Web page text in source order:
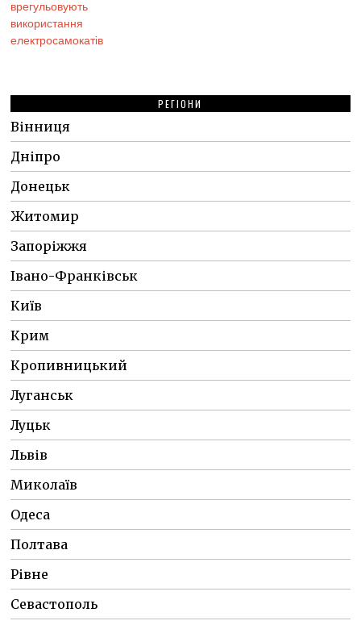
РЕГІОНИ
Вінниця
Дніпро
Донецьк
Житомир
Запоріжжя
Івано-Франківськ
Київ
Крим
Кропивницький
Луганськ
Луцьк
Львів
Миколаїв
Одеса
Полтава
Рівне
Севастополь